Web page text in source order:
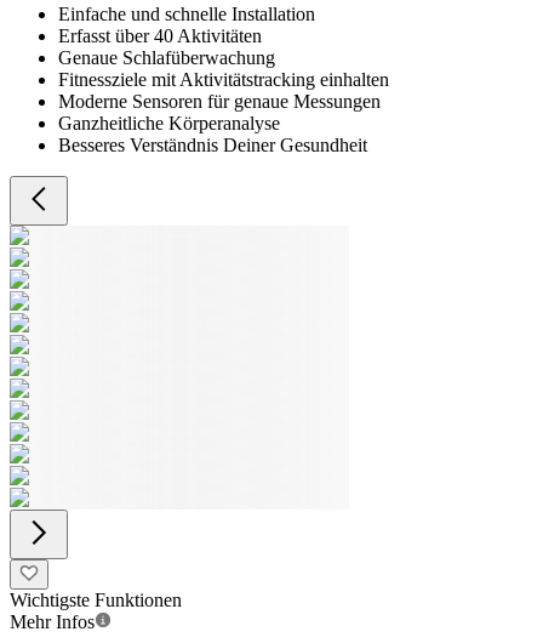
Einfache und schnelle Installation
Erfasst über 40 Aktivitäten
Genaue Schlafüberwachung
Fitnessziele mit Aktivitätstracking einhalten
Moderne Sensoren für genaue Messungen
Ganzheitliche Körperanalyse
Besseres Verständnis Deiner Gesundheit
Wichtigste Funktionen
Mehr Infos